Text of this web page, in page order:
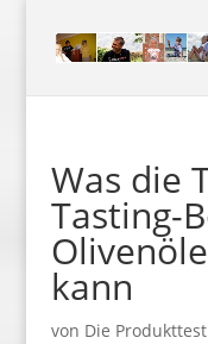
Was die
Tasting-
kann
von Die